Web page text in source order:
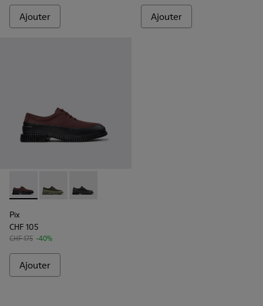
Ajouter Ajouter
Pix - K100360-066 - Chaussures multicolores en nubuck et
Pix - K100360-052 - Chaussures vertes pour homme
Pix - K100360-032 - Chaussures en cuir noir
Pix
CHF 105
CHF 175 -40%
Ajouter